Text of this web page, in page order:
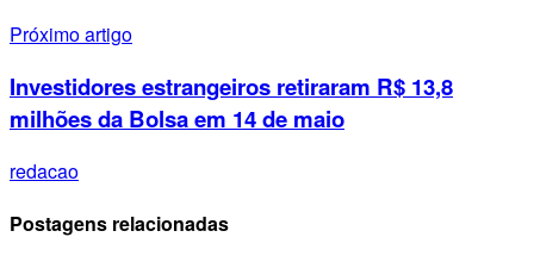
Próximo artigo
Investidores estrangeiros retiraram R$ 13,8
milhões da Bolsa em 14 de maio
redacao
Postagens relacionadas